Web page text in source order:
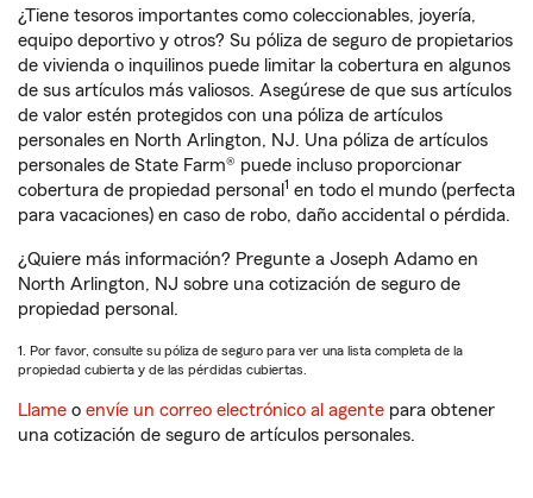
¿Tiene tesoros importantes como coleccionables, joyería,
equipo deportivo y otros? Su póliza de seguro de propietarios
de vivienda o inquilinos puede limitar la cobertura en algunos
de sus artículos más valiosos. Asegúrese de que sus artículos
de valor estén protegidos con una póliza de artículos
personales en North Arlington, NJ. Una póliza de artículos
personales de State Farm® puede incluso proporcionar
cobertura de propiedad personal 1 en todo el mundo (perfecta
para vacaciones) en caso de robo, daño accidental o pérdida.
¿Quiere más información? Pregunte a Joseph Adamo en
North Arlington, NJ sobre una cotización de seguro de
propiedad personal.
1. Por favor, consulte su póliza de seguro para ver una lista completa de la
propiedad cubierta y de las pérdidas cubiertas.
Llame o envíe un correo electrónico al agente para obtener
una cotización de seguro de artículos personales.